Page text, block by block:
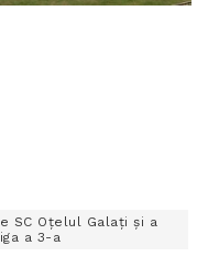
SC Oțelul Galați și a
a 3-a